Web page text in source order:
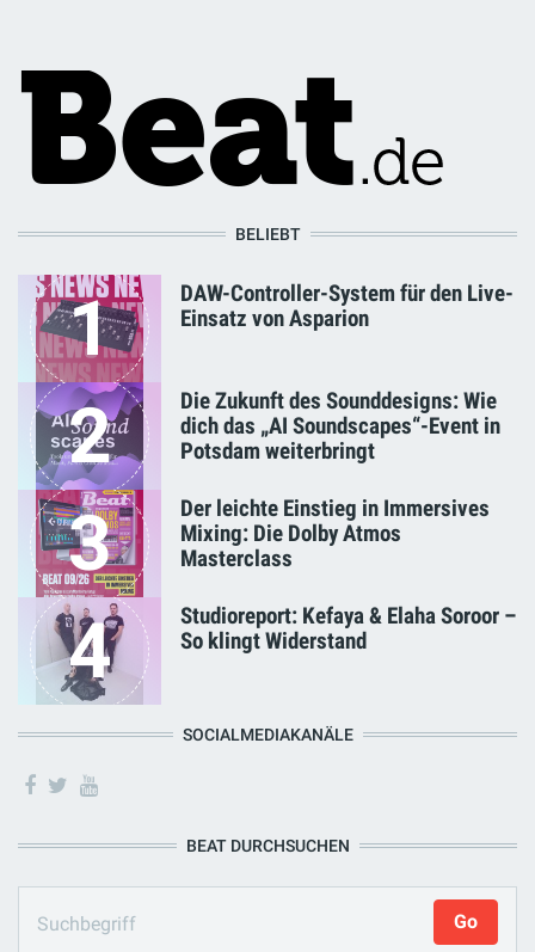
BELIEBT
1
DAW-Controller-System für den Live-
Einsatz von Asparion
2
Die Zukunft des Sounddesigns: Wie
dich das „AI Soundscapes“-Event in
Potsdam weiterbringt
3
Der leichte Einstieg in Immersives
Mixing: Die Dolby Atmos
Masterclass
4
Studioreport: Kefaya & Elaha Soroor –
So klingt Widerstand
SOCIALMEDIAKANÄLE
BEAT DURCHSUCHEN